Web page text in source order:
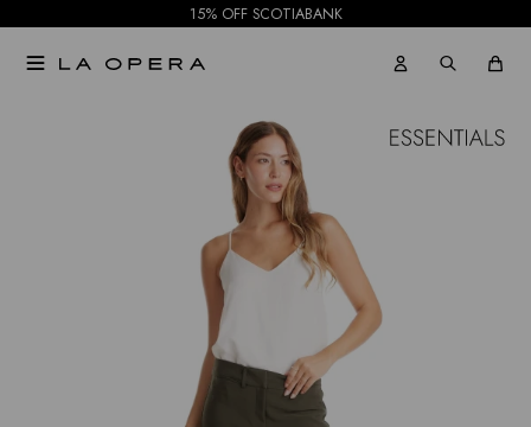
15% OFF SCOTIABANK

NOTIFICARME